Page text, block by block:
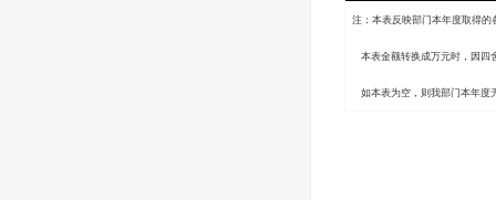
注：本表反映部门本年度取得的
本表金额转换成万元时，因四
如本表为空，则我部门本年度